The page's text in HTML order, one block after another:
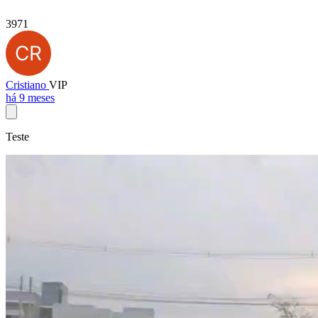
3971
Cristiano VIP
há 9 meses
Teste